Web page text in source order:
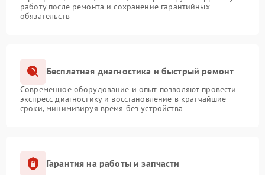
работу после ремонта и сохранение гарантийных
обязательств
Бесплатная диагностика и быстрый ремонт
Современное оборудование и опыт позволяют провести
экспресс-диагностику и восстановление в кратчайшие
сроки, минимизируя время без устройства
Гарантия на работы и запчасти